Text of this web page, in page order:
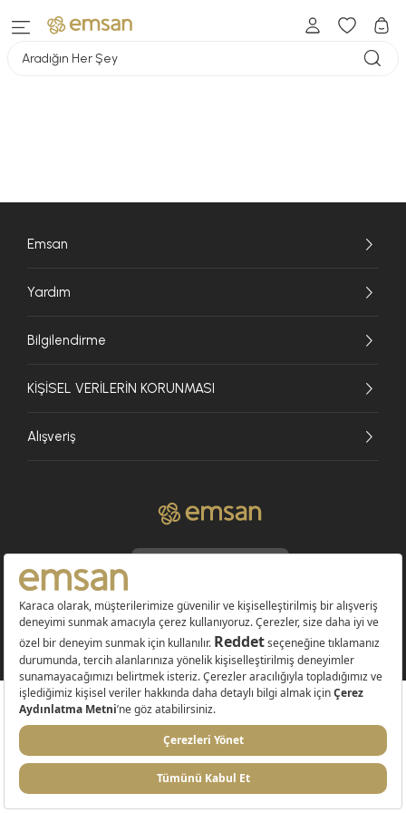
Aradığın Her Şey
Emsan
Yardım
Bilgilendirme
KİŞİSEL VERİLERİN KORUNMASI
Alışveriş
© 2026 EMSAN A.Ş. Tüm Hakları Saklıdır